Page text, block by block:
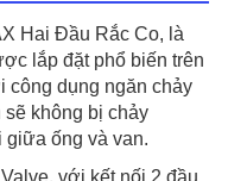
Hai Đầu Rắc Co, là
lắp đặt phổ biến trên
dụng ngăn chảy
không bị chảy
giữa ống và van.